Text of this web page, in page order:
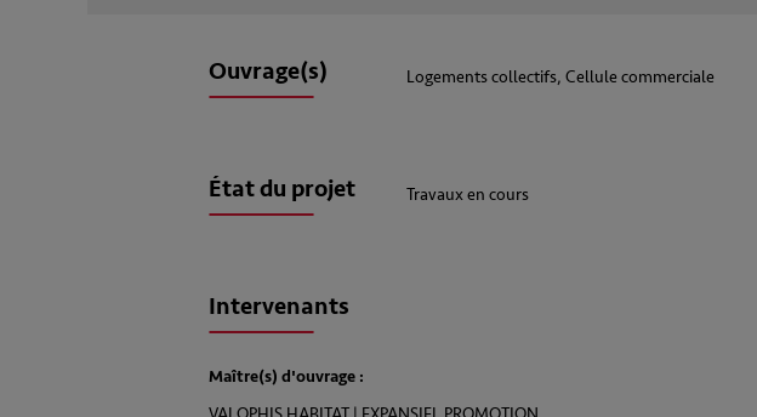
Ouvrage(s) Logements collectifs, Cellule commerciale
État du projet Travaux en cours
Intervenants
Maître(s) d'ouvrage :